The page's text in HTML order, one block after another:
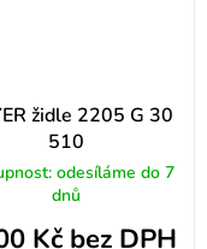
židle 2205 G 30
510
odesíláme do 7
dnů
Kč bez DPH